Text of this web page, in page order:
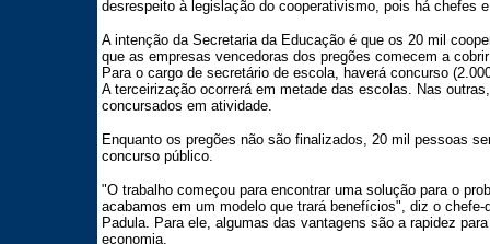
desrespeito à legislação do cooperativismo, pois há chefes
A intenção da Secretaria da Educação é que os 20 mil
que as empresas vencedoras dos pregões comecem a
Para o cargo de secretário de escola, haverá concurso
A terceirização ocorrerá em metade das escolas. Nas
concursados em atividade.
Enquanto os pregões não são finalizados, 20 mil pessoas
concurso público.
"O trabalho começou para encontrar uma solução para o
acabamos em um modelo que trará benefícios", diz o chefe-
Padula. Para ele, algumas das vantagens são a rapidez
economia.